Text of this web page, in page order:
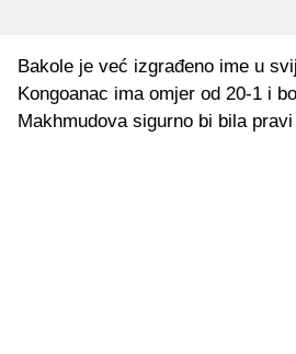
Bakole je već izgrađeno ime u
Kongoanac ima omjer od 20-1 i
Makhmudova sigurno bi bila